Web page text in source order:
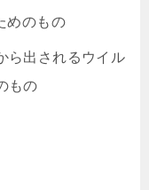
めのもの
ら出されるウイル
もの